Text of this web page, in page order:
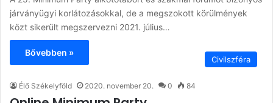
járványügyi korlátozásokkal, de a megszokott körülmények
közt sikerült megszervezni 2021. július…
Bővebben »
Civilszféra
Élő Székelyföld 2020. november 20. 0 84